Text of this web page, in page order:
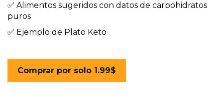
✅ Alimentos sugeridos con datos de carbohidratos
puros
✅ Ejemplo de Plato Keto
Comprar por solo 1.99$